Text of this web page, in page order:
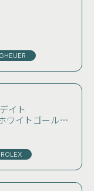
イト
ワイトゴールド
70年製 コンデ
済み
ROLEX
ZENITH